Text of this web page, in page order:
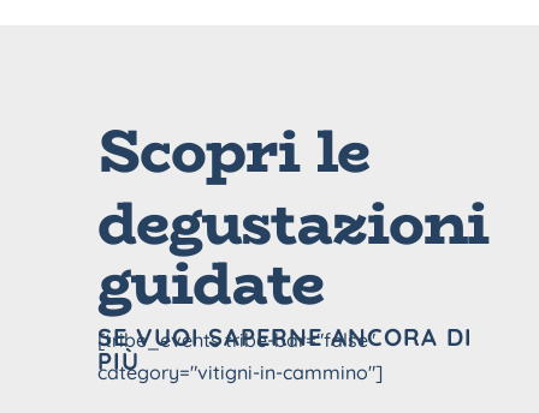
Scopri le
degustazioni
guidate
SE VUOI SAPERNE ANCORA DI
PIÙ
[tribe_events tribe-bar="false"
category="vitigni-in-cammino"]